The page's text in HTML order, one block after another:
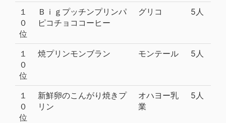
１
０
位
Ｂｉｇプッチンプリンパ
ピコチョココーヒー
グリコ 5人
１
０
位
焼プリンモンブラン モンテール 5人
１
０
位
新鮮卵のこんがり焼きプ
リン
オハヨー乳
業
5人